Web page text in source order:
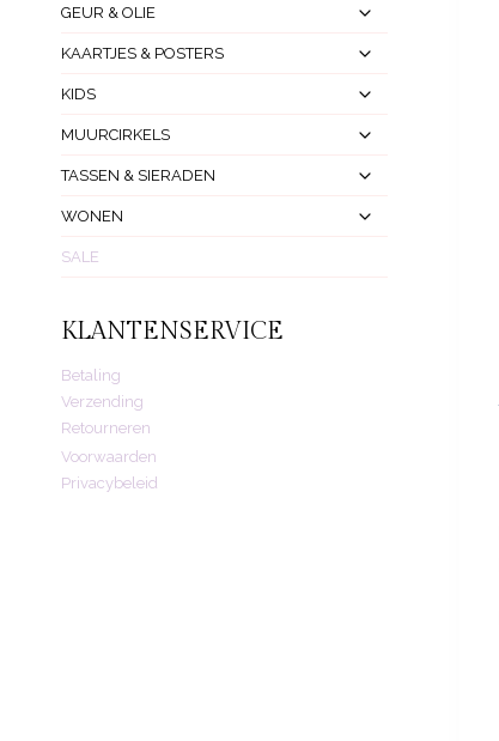
GEUR & OLIE
Toggle
KAARTJES & POSTERS
Toggle
KIDS
Toggle
MUURCIRKELS
Toggle
TASSEN & SIERADEN
Toggle
WONEN
Toggle
SALE
KLANTENSERVICE
Betaling
Verzending
Retourneren
Voorwaarden
Privacybeleid